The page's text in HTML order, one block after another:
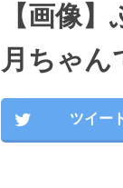
【画像
月ちゃ
ツイー